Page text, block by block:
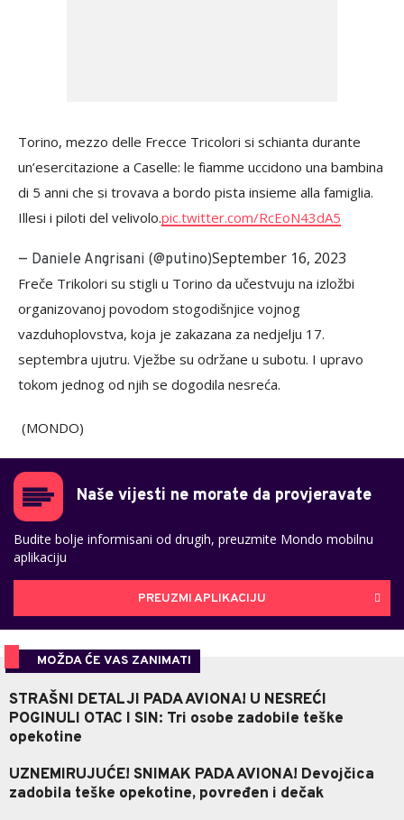
Torino, mezzo delle Frecce Tricolori si schianta durante
un’esercitazione a Caselle: le fiamme uccidono una bambina
di 5 anni che si trovava a bordo pista insieme alla famiglia.
Illesi i piloti del velivolo.pic.twitter.com/RcEoN43dA5
— Daniele Angrisani (@putino)September 16, 2023
Freče Trikolori su stigli u Torino da učestvuju na izložbi
organizovanoj povodom stogodišnjice vojnog
vazduhoplovstva, koja je zakazana za nedjelju 17.
septembra ujutru. Vježbe su održane u subotu. I upravo
tokom jednog od njih se dogodila nesreća.
(MONDO)
Naše vijesti ne morate da provjeravate
Budite bolje informisani od drugih, preuzmite Mondo mobilnu
aplikaciju
PREUZMI APLIKACIJU
MOŽDA ĆE VAS ZANIMATI
STRAŠNI DETALJI PADA AVIONA! U NESREĆI
POGINULI OTAC I SIN: Tri osobe zadobile teške
opekotine
UZNEMIRUJUĆE! SNIMAK PADA AVIONA! Devojčica
zadobila teške opekotine, povređen i dečak